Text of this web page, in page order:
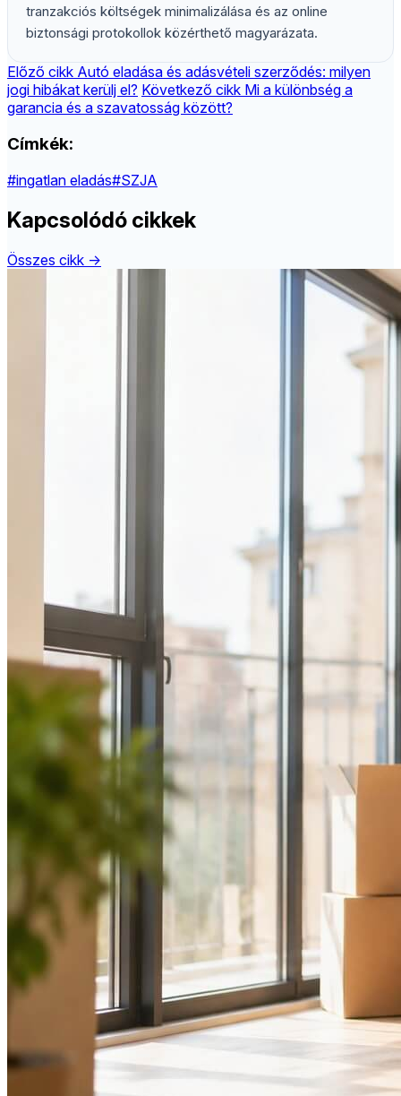
tranzakciós költségek minimalizálása és az online
biztonsági protokollok közérthető magyarázata.
Előző cikk Autó eladása és adásvételi szerződés: milyen
jogi hibákat kerülj el? Következő cikk Mi a különbség a
garancia és a szavatosság között?
Címkék:
#ingatlan eladás#SZJA
Kapcsolódó cikkek
Összes cikk →